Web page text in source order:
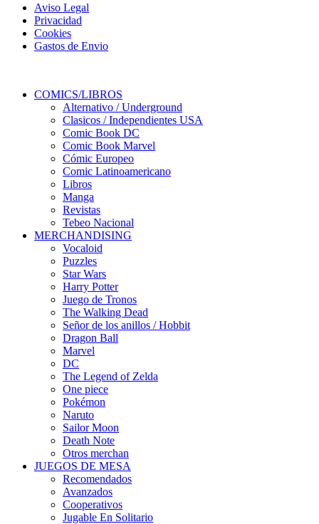
Aviso Legal
Privacidad
Cookies
Gastos de Envio
COMICS/LIBROS
Alternativo / Underground
Clasicos / Independientes USA
Comic Book DC
Comic Book Marvel
Cómic Europeo
Comic Latinoamericano
Libros
Manga
Revistas
Tebeo Nacional
MERCHANDISING
Vocaloid
Puzzles
Star Wars
Harry Potter
Juego de Tronos
The Walking Dead
Señor de los anillos / Hobbit
Dragon Ball
Marvel
DC
The Legend of Zelda
One piece
Pokémon
Naruto
Sailor Moon
Death Note
Otros merchan
JUEGOS DE MESA
Recomendados
Avanzados
Cooperativos
Jugable En Solitario